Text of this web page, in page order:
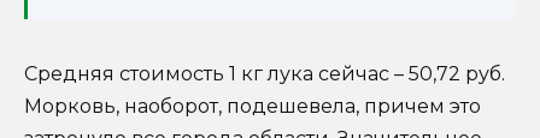
Средняя стоимость 1 кг лука сейчас – 50,72 руб.
Морковь, наоборот, подешевела, причем это